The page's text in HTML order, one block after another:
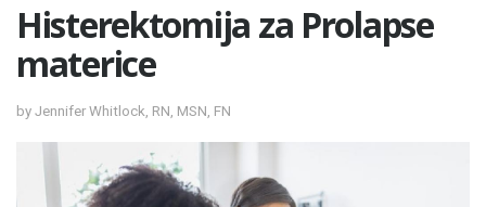
Histerektomija za Prolapse
materice
by Jennifer Whitlock, RN, MSN, FN